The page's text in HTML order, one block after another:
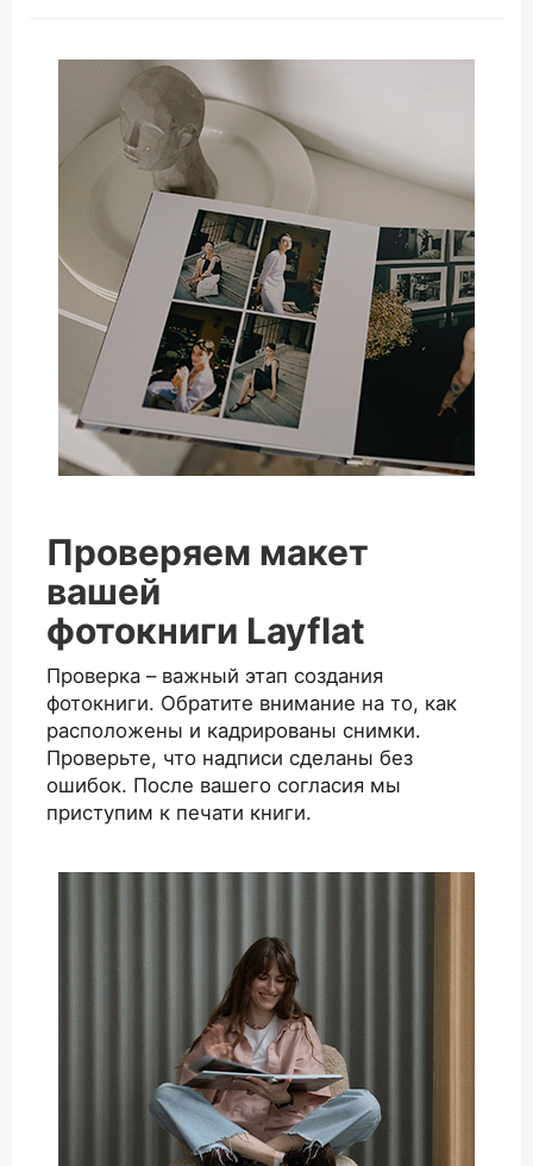
Проверяем макет
вашей
фотокниги Layflat
Проверка – важный этап создания
фотокниги. Обратите внимание на то, как
расположены и кадрированы снимки.
Проверьте, что надписи сделаны без
ошибок. После вашего согласия мы
приступим к печати книги.